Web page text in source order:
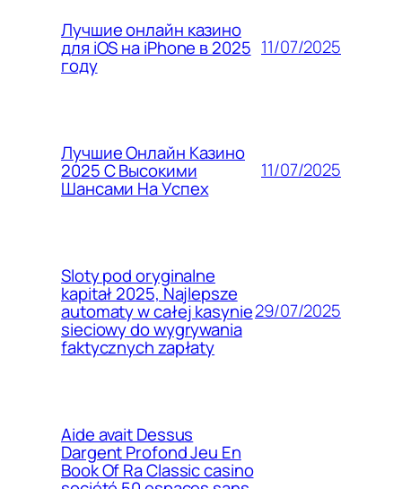
Лучшие онлайн казино
для iOS на iPhone в 2025
году
11/07/2025
Лучшие Онлайн Казино
2025 С Высокими
Шансами На Успех
11/07/2025
Sloty pod oryginalne
kapitał 2025, Najlepsze
automaty w całej kasynie
sieciowy do wygrywania
faktycznych zapłaty
29/07/2025
Aide avait Dessus
Dargent Profond Jeu En
Book Of Ra Classic casino